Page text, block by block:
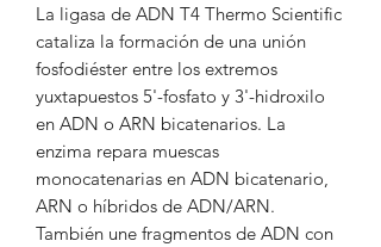
La ligasa de ADN T4 Thermo Scientific
cataliza la formación de una unión
fosfodiéster entre los extremos
yuxtapuestos 5'-fosfato y 3'-hidroxilo
en ADN o ARN bicatenarios. La
enzima repara muescas
monocatenarias en ADN bicatenario,
ARN o híbridos de ADN/ARN.
También une fragmentos de ADN con